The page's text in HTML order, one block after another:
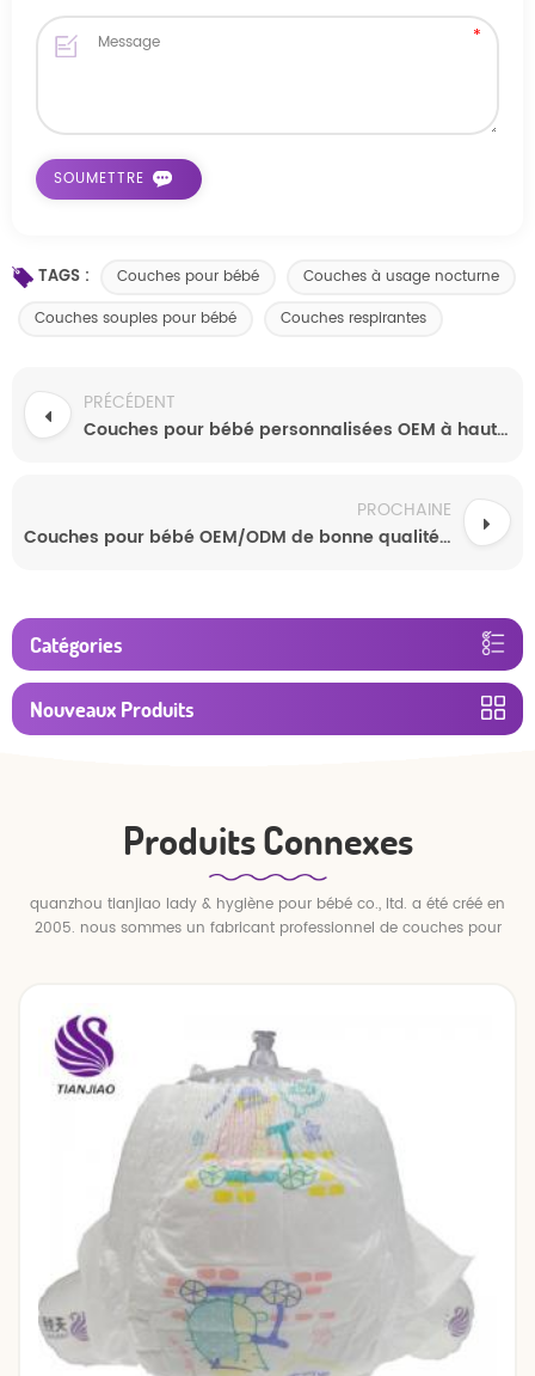
TAGS : Couches pour bébé
Couches à usage nocturne
Couches souples pour bébé
Couches respirantes
PRÉCÉDENT
Couches pour bébé personnalisées OEM à haute absorption, de la meilleure qualité et compétitives
PROCHAINE
Couches pour bébé OEM/ODM de bonne qualité à haute absorption
Catégories
Nouveaux Produits
Produits Connexes
quanzhou tianjiao lady & hygiène pour bébé co., ltd. a été créé en
2005. nous sommes un fabricant professionnel de couches pour